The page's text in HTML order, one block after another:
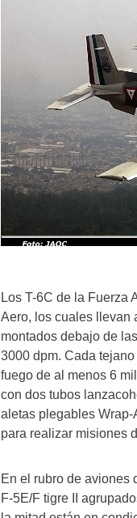
Los T-6C de la Fuerza
Aero, los cuales llevan
montados debajo de
3000 dpm. Cada
fuego de al menos 6
con dos tubos
aletas plegables
para realizar misiones
En el rubro de aviones
F-5E/F tigre II